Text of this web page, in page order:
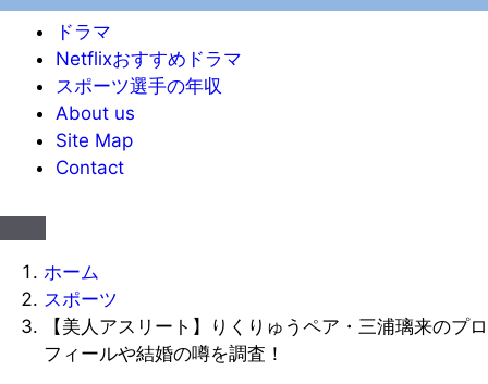
ドラマ
Netflixおすすめドラマ
スポーツ選手の年収
About us
Site Map
Contact
ホーム
スポーツ
【美人アスリート】りくりゅうペア・三浦璃来のプロ
フィールや結婚の噂を調査！